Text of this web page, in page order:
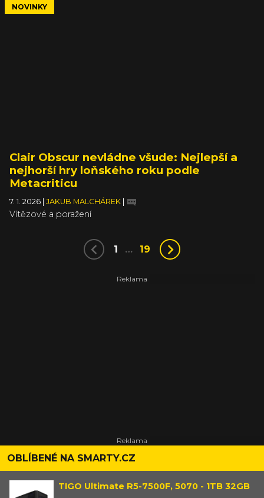
NOVINKY
Clair Obscur nevládne všude: Nejlepší a
nejhorší hry loňského roku podle
Metacriticu
7. 1. 2026 JAKUB MALCHÁREK
Vítězové a poražení
1 … 19
OBLÍBENÉ NA SMARTY.CZ
TIGO Ultimate R5-7500F, 5070 - 1TB 32GB